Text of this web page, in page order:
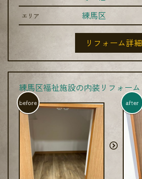
エリア 練馬区
リフォーム詳細
練馬区福祉施設の内装リフォーム
before after